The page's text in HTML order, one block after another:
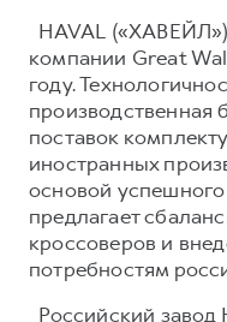
HAVAL
компании Great
году.
производственная
поставок
иностранных
основой
предлагает
кроссоверов и
потребностям
Российский завод